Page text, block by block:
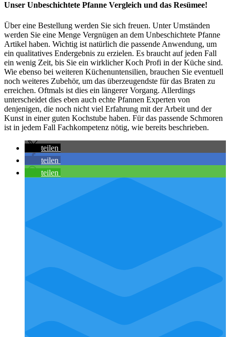
Unser Unbeschichtete Pfanne Vergleich und das Resümee!
Über eine Bestellung werden Sie sich freuen. Unter Umständen
werden Sie eine Menge Vergnügen an dem Unbeschichtete Pfanne
Artikel haben. Wichtig ist natürlich die passende Anwendung, um
ein qualitatives Endergebnis zu erzielen. Es braucht auf jeden Fall
ein wenig Zeit, bis Sie ein wirklicher Koch Profi in der Küche sind.
Wie ebenso bei weiteren Küchenuntensilien, brauchen Sie eventuell
noch weiteres Zubehör, um das überzeugendste für das Braten zu
erreichen. Oftmals ist dies ein längerer Vorgang. Allerdings
unterscheidet dies eben auch echte Pfannen Experten von
denjenigen, die noch nicht viel Erfahrung mit der Arbeit und der
Kunst in einer guten Kochstube haben. Für das passende Schmoren
ist in jedem Fall Fachkompetenz nötig, wie bereits beschrieben.
teilen
teilen
teilen